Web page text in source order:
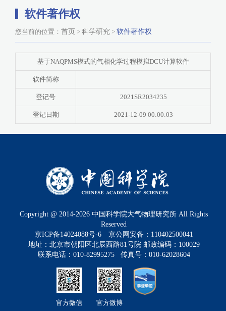
软件著作权
您当前的位置： 首页 > 科学研究 > 软件著作权
基于NAQPMS模式的气相化学过程模拟DCU计算软件
软件简称
登记号 2021SR2034235
登记日期 2021-12-09 00:00:03
Copyright @ 2014-2026 中国科学院大气物理研究所 All Rights
Reserved
京ICP备14024088号-6
京公网安备：110402500041
地址：北京市朝阳区北辰西路81号院 邮政编码：100029
联系电话：010-82995275 传真号：010-62028604
官方微信 官方微博